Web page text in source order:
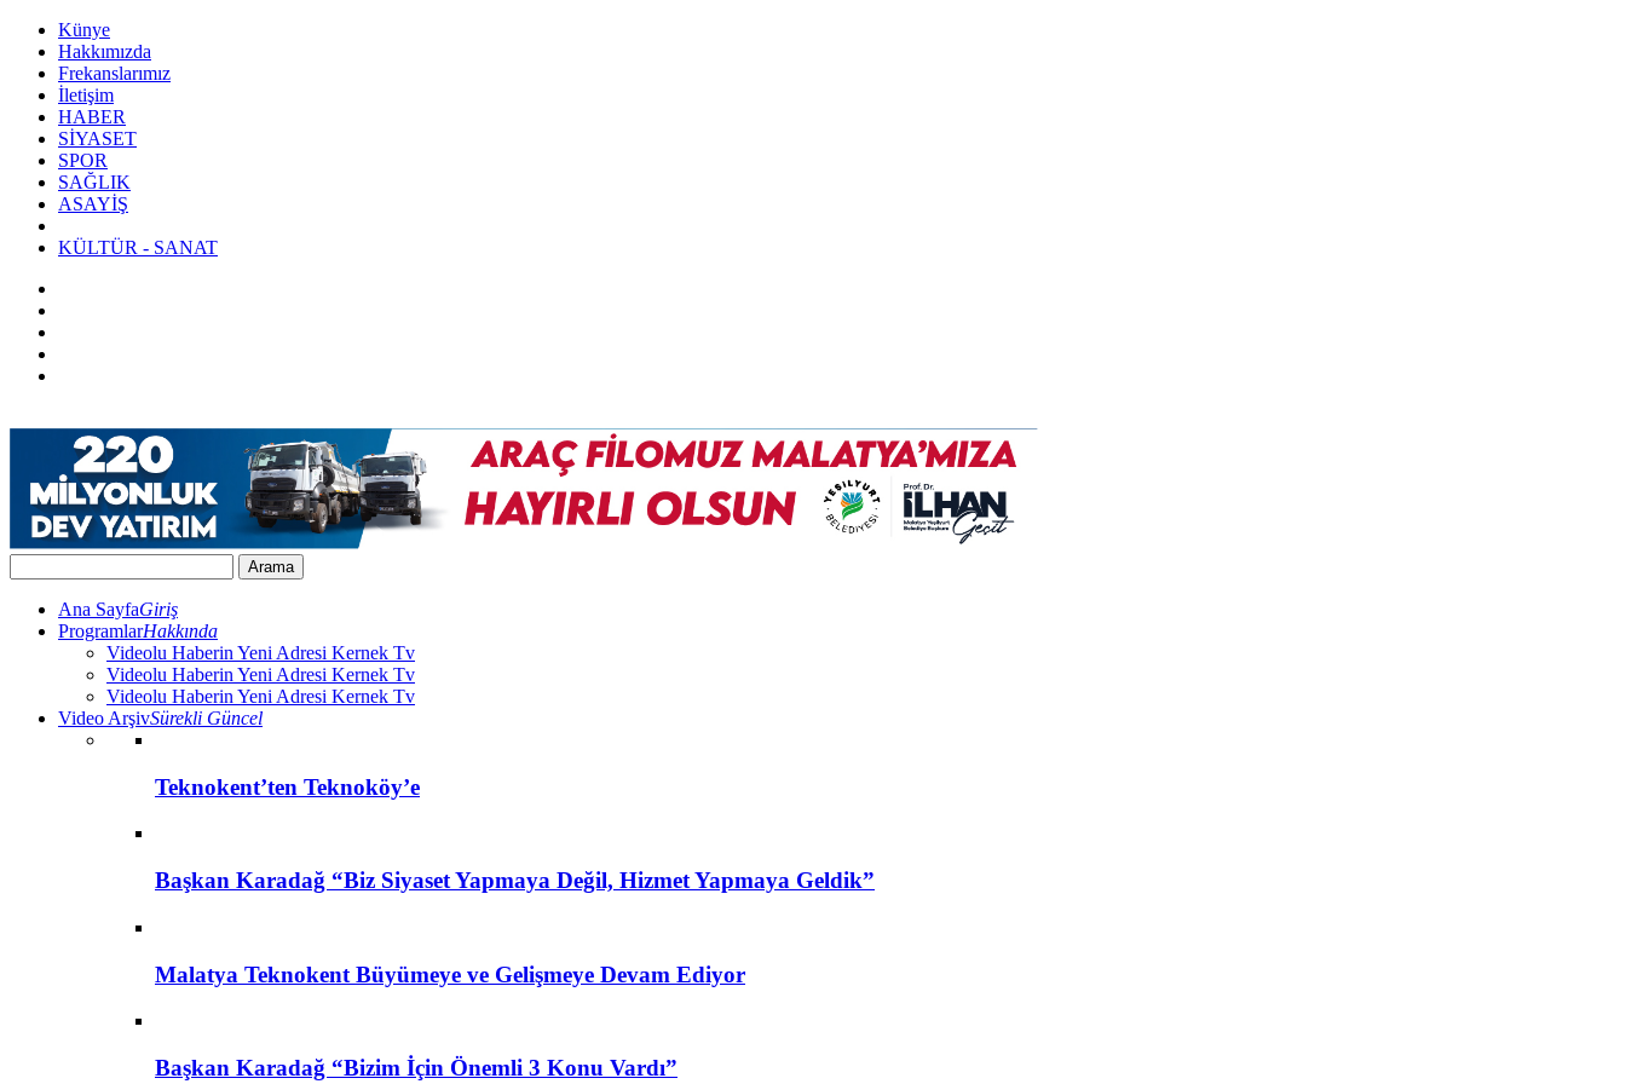
Künye
Hakkımızda
Frekanslarımız
İletişim
HABER
SİYASET
SPOR
SAĞLIK
ASAYİŞ
KÜLTÜR - SANAT
Ana SayfaGiriş
ProgramlarHakkında
Videolu Haberin Yeni Adresi Kernek Tv
Videolu Haberin Yeni Adresi Kernek Tv
Videolu Haberin Yeni Adresi Kernek Tv
Video ArşivSürekli Güncel
Teknokent’ten Teknoköy’e
Başkan Karadağ “Biz Siyaset Yapmaya Değil, Hizmet Yapmaya Geldik”
Malatya Teknokent Büyümeye ve Gelişmeye Devam Ediyor
Başkan Karadağ “Bizim İçin Önemli 3 Konu Vardı”